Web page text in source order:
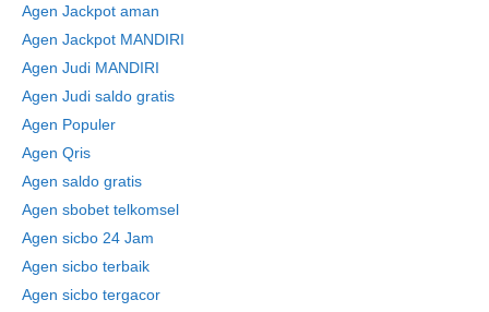
Agen Jackpot aman
Agen Jackpot MANDIRI
Agen Judi MANDIRI
Agen Judi saldo gratis
Agen Populer
Agen Qris
Agen saldo gratis
Agen sbobet telkomsel
Agen sicbo 24 Jam
Agen sicbo terbaik
Agen sicbo tergacor